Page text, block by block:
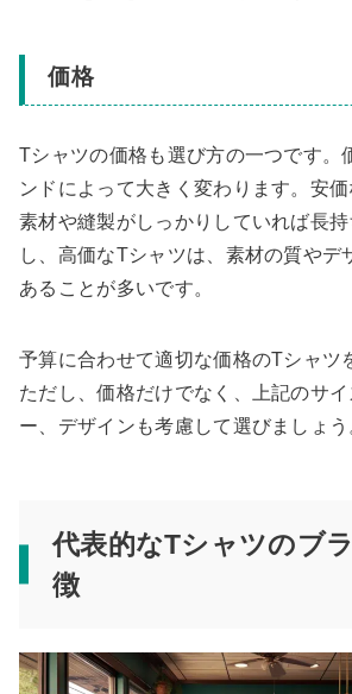
価格
Tシャツの価格も選び方の一つです。
ンドによって大きく変わります。安価
素材や縫製がしっかりしていれば長
し、高価なTシャツは、素材の質やデ
あることが多いです。
予算に合わせて適切な価格のTシャツ
ただし、価格だけでなく、上記のサ
ー、デザインも考慮して選びましょう
代表的なTシャツのブ
徴